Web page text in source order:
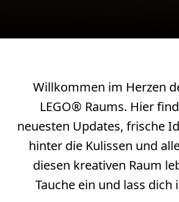
Willkommen im Herzen
LEGO® Raums. Hier
neuesten Updates, frische
hinter die Kulissen und
diesen kreativen Raum
Tauche ein und lass dich